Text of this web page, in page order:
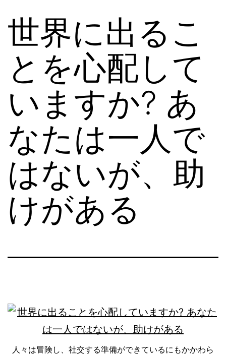
世界に出るこ
とを心配して
いますか? あ
なたは一人で
はないが、助
けがある
人々は冒険し、社交する準備ができているにもかかわら